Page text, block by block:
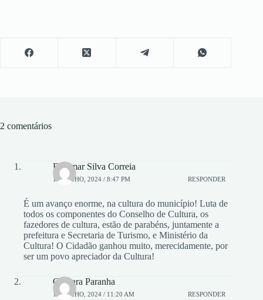
2 comentários
Florimar Silva Correia
11, JULHO, 2024 / 8:47 PM RESPONDER
É um avanço enorme, na cultura do município! Luta de
todos os componentes do Conselho de Cultura, os
fazedores de cultura, estão de parabéns, juntamente a
prefeitura e Secretaria de Turismo, e Ministério da
Cultura! O Cidadão ganhou muito, merecidamente, por
ser um povo apreciador da Cultura!
Gilmara Paranha
12, JULHO, 2024 / 11:20 AM RESPONDER